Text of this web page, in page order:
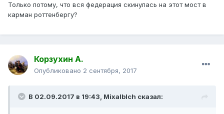
Только потому, что вся федерация скинулась на этот мост в
карман роттенбергу?
Корзухин А.
Опубликовано 2 сентября, 2017
В 02.09.2017 в 19:43, Mixalblch сказал: